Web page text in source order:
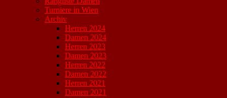
Turniere in Wien
Archiv
Herren 2024
Damen 2024
Herren 2023
Damen 2023
Herren 2022
Damen 2022
Herren 2021
Damen 2021